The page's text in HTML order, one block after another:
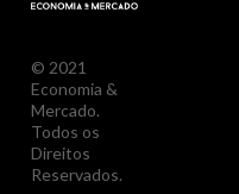
© 2021
Economia &
Mercado.
Todos os
Direitos
Reservados.